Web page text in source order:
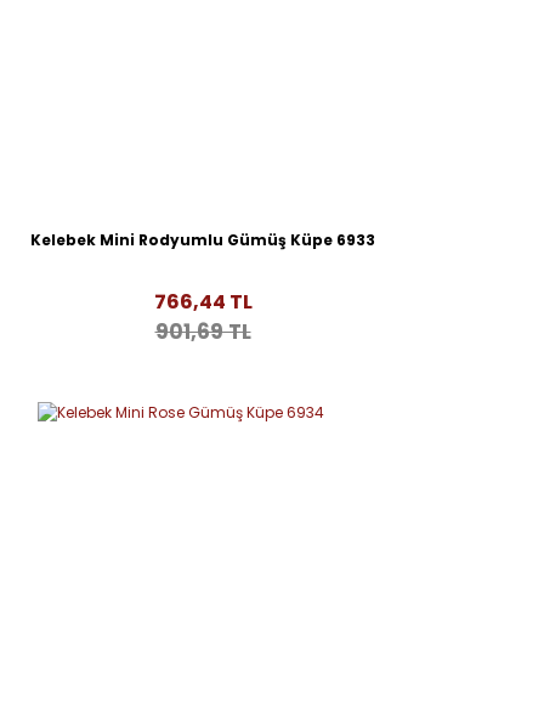
Kelebek Mini Rodyumlu Gümüş Küpe 6933
766,44 TL
901,69 TL